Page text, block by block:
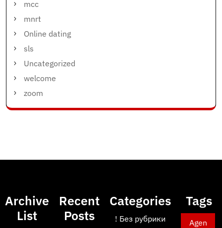
mcc
mnrt
Online dating
sls
Uncategorized
welcome
zoom
Archive
List
Recent
Posts
Categories
! Без рубрики
Tags
Agen